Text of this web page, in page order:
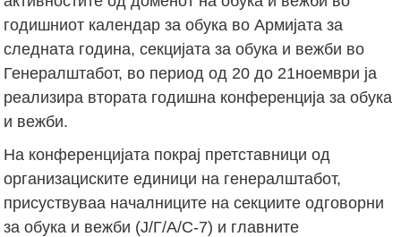
годишниот календар за обука во Армијата за
следната година, секцијата за обука и вежби во
Генералштабот, во период од 20 до 21ноември ја
реализира втората годишна конференција за обука
и вежби.
На конференцијата покрај претставници од
организациските единици на генералштабот,
присуствуваа началниците на секциите одговорни
за обука и вежби (Ј/Г/А/С-7) и главните